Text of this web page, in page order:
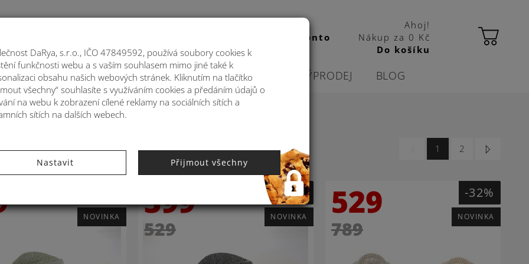
Moje kbas konto
Ahoj!
Nákup za 0 Kč
Do košíku
MÓDNÍ DOPLŇKY BYTOVÉ DEKORACE VÝPRODEJ BLOG
1 2
NOVINKA 399
529
-24%
NOVINKA 529
789
-32%
NOVINKA
DaRya, s.r.o., IČO 47849592, používá soubory cookies k
funkčnosti webu a s vaším souhlasem mimo jiné také k
obsahu našich webových stránek. Kliknutím na tlačítko
všechny“ souhlasíte s využíváním cookies a předáním údajů o
na webu k zobrazení cílené reklamy na sociálních sítích a
sítích na dalších webech.
Nastavit Přijmout všechny